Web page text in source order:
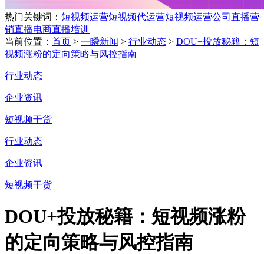
热门关键词： 短视频运营短视频代运营短视频运营公司 直播营
销直播电商直播培训
当前位置： 首页 > 一瞬新闻 > 行业动态 > DOU+投放秘籍：短
视频涨粉的定向策略与风控指南
行业动态
企业资讯
短视频干货
行业动态
企业资讯
短视频干货
DOU+投放秘籍：短视频涨粉
的定向策略与风控指南